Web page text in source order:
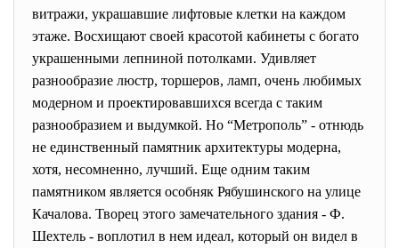
витражи, украшавшие лифтовые клетки на каждом
этаже. Восхищают своей красотой кабинеты с богато
украшенными лепниной потолками. Удивляет
разнообразие люстр, торшеров, ламп, очень любимых
модерном и проектировавшихся всегда с таким
разнообразием и выдумкой. Но “Метрополь” - отнюдь
не единственный памятник архитектуры модерна,
хотя, несомненно, лучший. Еще одним таким
памятником является особняк Рябушинского на улице
Качалова. Творец этого замечательного здания - Ф.
Шехтель - воплотил в нем идеал, который он видел в